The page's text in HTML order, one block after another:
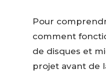
Pour
comment
de disques et
projet avant de